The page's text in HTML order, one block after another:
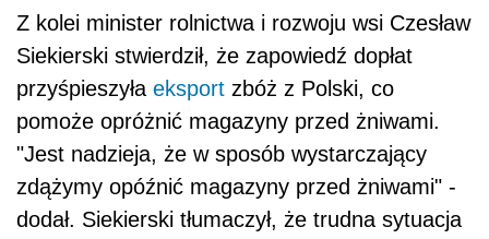
Z kolei minister rolnictwa i rozwoju wsi Czesław
Siekierski stwierdził, że zapowiedź dopłat
przyśpieszyła eksport zbóż z Polski, co
pomoże opróżnić magazyny przed żniwami.
"Jest nadzieja, że w sposób wystarczający
zdążymy opóźnić magazyny przed żniwami" -
dodał. Siekierski tłumaczył, że trudna sytuacja